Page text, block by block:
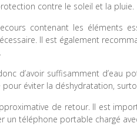
contre le soleil et la pluie.
contenant les éléments
Il est également
d’avoir suffisamment d’eau
éviter la déshydratation,
de retour. Il est
un téléphone portable chargé